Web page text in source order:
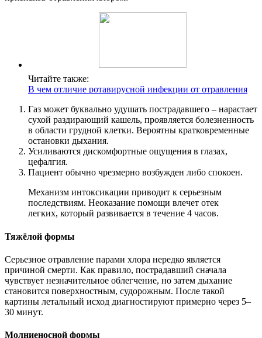
Читайте также:
В чем отличие ротавирусной инфекции от отравления
Газ может буквально удушать пострадавшего – нарастает
сухой раздирающий кашель, проявляется болезненность
в области грудной клетки. Вероятны кратковременные
остановки дыхания.
Усиливаются дискомфортные ощущения в глазах,
цефалгия.
Пациент обычно чрезмерно возбужден либо спокоен.
Механизм интоксикации приводит к серьезным
последствиям. Неоказание помощи влечет отек
легких, который развивается в течение 4 часов.
Тяжёлой формы
Серьезное отравление парами хлора нередко является
причиной смерти. Как правило, пострадавший сначала
чувствует незначительное облегчение, но затем дыхание
становится поверхностным, судорожным. После такой
картины летальный исход диагностируют примерно через 5–
30 минут.
Молниеносной формы